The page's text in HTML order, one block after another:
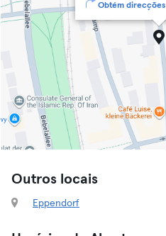
Obtém direcções
Outros locais
Eppendorf